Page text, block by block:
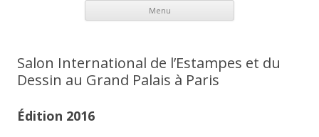
Menu
Salon International de l’Estampes et du
Dessin au Grand Palais à Paris
Édition 2016